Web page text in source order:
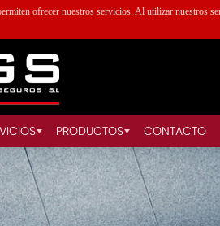
PRODUCTOS CONTACTO
ofrecer nuestros servicios. Al utilizar nuestros